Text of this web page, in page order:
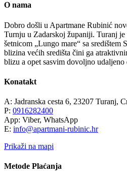
O nama
Dobro došli u Apartmane Rubinić
Turnju u Zadarskoj županiji. Turanj
šetnicom „Lungo mare“ sa
blizina većih središta čini ga
blizu a opet sasvim dovoljno udaljeno
Konatakt
A: Jadranska cesta 6, 23207 Turanj,
P: 0916282400
App: Viber, WhatsApp
E: info@apartmani-rubinic.hr
Prikaži na mapi
Metode Plaćanja